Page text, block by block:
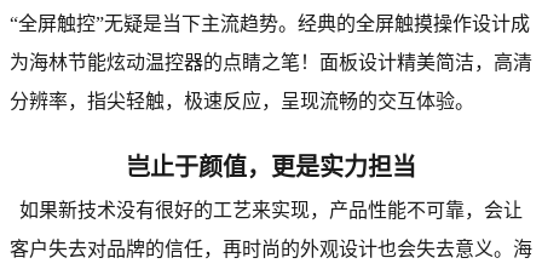
“全屏触控”无疑是当下主流趋势。经典的全屏触摸操作设计成
为海林节能炫动温控器的点睛之笔！面板设计精美简洁，高清
分辨率，指尖轻触，极速反应，呈现流畅的交互体验。
岂止于颜值，更是实力担当
如果新技术没有很好的工艺来实现，产品性能不可靠，会让
客户失去对品牌的信任，再时尚的外观设计也会失去意义。海